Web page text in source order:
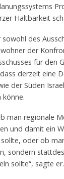
Haltbarkeit
des
der
für den
derzeit eine
der Süden
könne.
man regionale
und damit ein
oder ob
sondern
sollte“, sagte er.